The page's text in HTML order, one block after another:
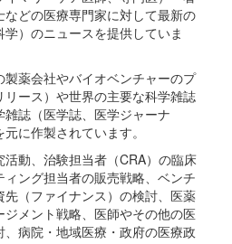
どの医療専門家に対して最新の
）のニュースを提供していま
薬会社やバイオベンチャーのプ
ース）や世界の主要な科学雑誌
雑誌（医学誌、医学ジャーナ
に作製されています。
動、治験担当者（CRA）の臨床
ング担当者の販売戦略、ベンチ
（ファイナンス）の検討、医薬
メント戦略、医師やその他の医
病院・地域医療・政府の医療政